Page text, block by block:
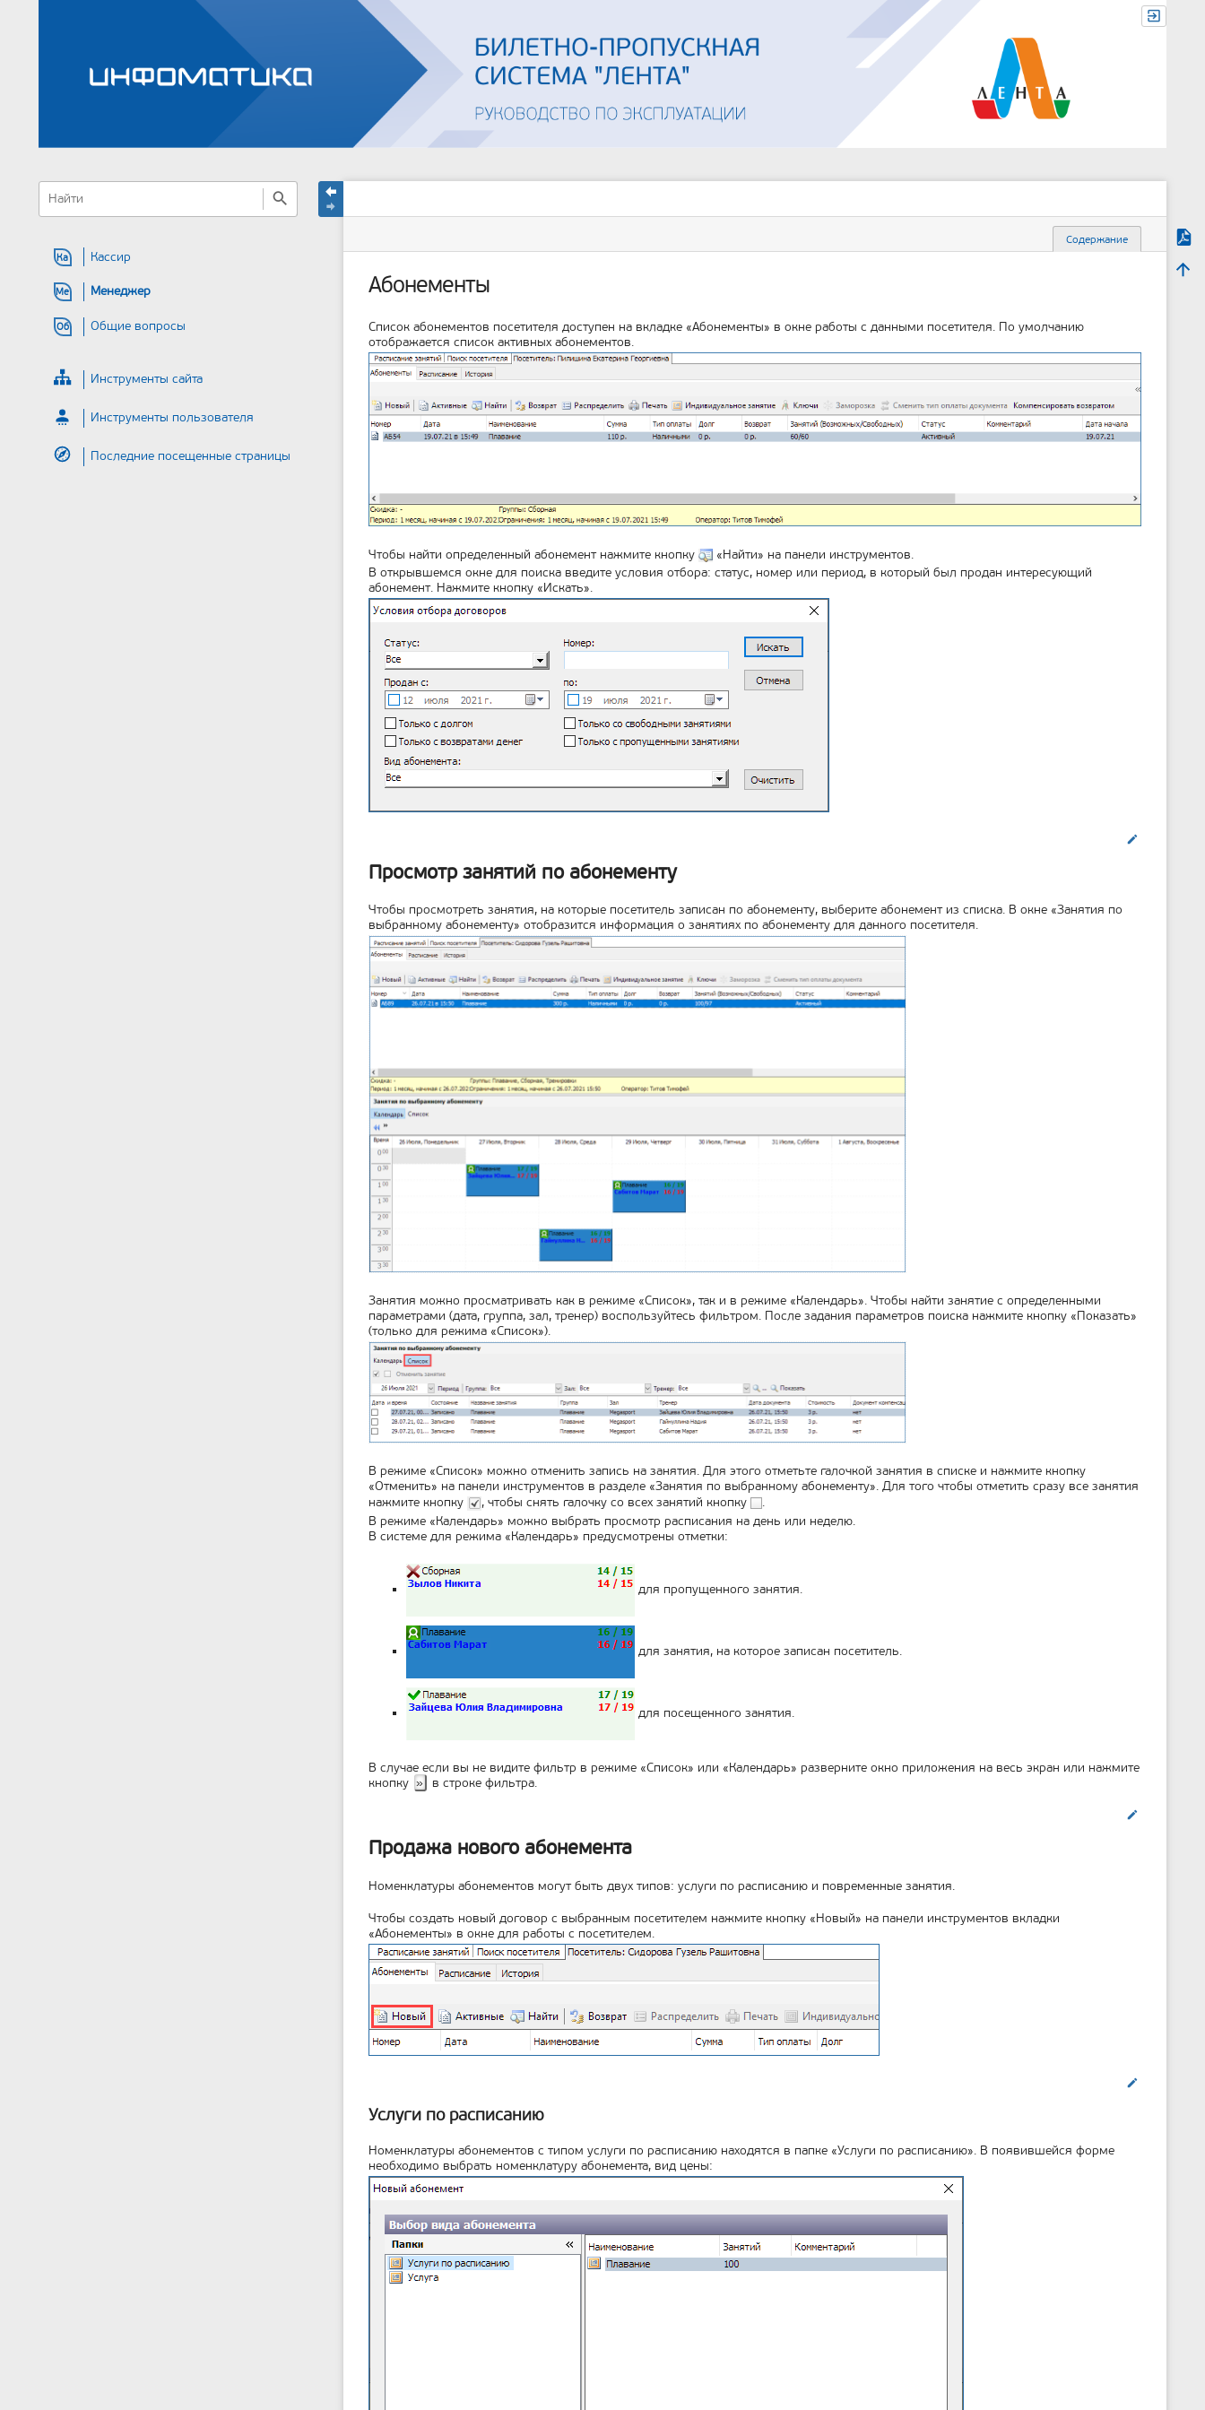
быстрый
поиск
Ка Кассир
Ме Менеджер
Об Общие вопросы
Инструменты сайта
Инструменты пользователя
Последние посещенные страницы
сайта
страницы
м
а
н
е
т
р
а
Содержание
Абонементы
Список абонементов посетителя доступен на вкладке «Абонементы» в окне работы с данными посетителя. По умолчанию
отображается список активных абонементов.
Чтобы найти определенный абонемент нажмите кнопку
«Найти» на панели инструментов.
В открывшемся окне для поиска введите условия отбора: статус, номер или период, в который был продан интересующий
абонемент. Нажмите кнопку «Искать».
Просмотр занятий по абонементу
Чтобы просмотреть занятия, на которые посетитель записан по абонементу, выберите абонемент из списка. В окне «Занятия по
выбранному абонементу» отобразится информация о занятиях по абонементу для данного посетителя.
Занятия можно просматривать как в режиме «Список», так и в режиме «Календарь». Чтобы найти занятие с определенными
параметрами (дата, группа, зал, тренер) воспользуйтесь фильтром. После задания параметров поиска нажмите кнопку «Показать»
(только для режима «Список»).
В режиме «Список» можно отменить запись на занятия. Для этого отметьте галочкой занятия в списке и нажмите кнопку
«Отменить» на панели инструментов в разделе «Занятия по выбранному абонементу». Для того чтобы отметить сразу все занятия
нажмите кнопку
, чтобы снять галочку со всех занятий кнопку
.
В режиме «Календарь» можно выбрать просмотр расписания на день или неделю.
В системе для режима «Календарь» предусмотрены отметки:
для пропущенного занятия.
для занятия, на которое записан посетитель.
для посещенного занятия.
В случае если вы не видите фильтр в режиме «Список» или «Календарь» разверните окно приложения на весь экран или нажмите
кнопку » в строке фильтра.
Продажа нового абонемента
Номенклатуры абонементов могут быть двух типов: услуги по расписанию и повременные занятия.
Чтобы создать новый договор с выбранным посетителем нажмите кнопку «Новый» на панели инструментов вкладки
«Абонементы» в окне для работы с посетителем.
Услуги по расписанию
Номенклатуры абонементов с типом услуги по расписанию находятся в папке «Услуги по расписанию». В появившейся форме
необходимо выбрать номенклатуру абонемента, вид цены: